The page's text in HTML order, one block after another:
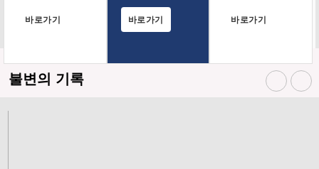
바로가기 바로가기 바로가기
불변의 기록